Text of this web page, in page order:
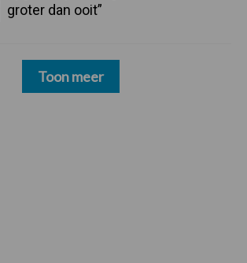
groter dan ooit”
Toon meer